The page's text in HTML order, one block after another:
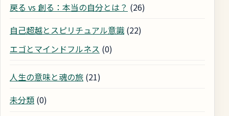
戻る vs 創る：本当の自分とは？ (26)
自己超越とスピリチュアル意識 (22)
エゴとマインドフルネス (0)
人生の意味と魂の旅 (21)
未分類 (0)